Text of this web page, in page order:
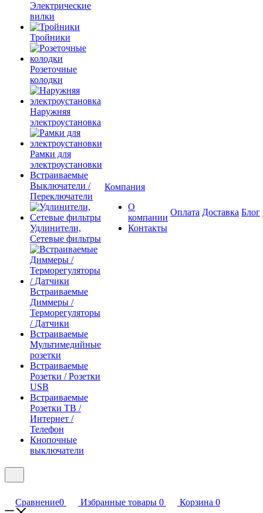
Электрические
вилки
Тройники
Розеточные
колодки
Наружняя
электроустановка
Рамки для
электроустановки
Встраиваемые
Выключатели /
Переключатели
Удлинители,
Сетевые фильтры
Встраиваемые
Диммеры /
Терморегуляторы
/ Датчики
Встраиваемые
Мультимедийные
розетки
Встраиваемые
Розетки / Розетки
USB
Встраиваемые
Розетки ТВ /
Интернет /
Телефон
Кнопочные
выключатели
Компания
О
компании
Контакты
Оплата Доставка Блог
Сравнение0 Избранные товары 0 Корзина 0